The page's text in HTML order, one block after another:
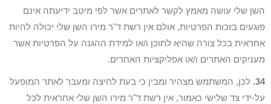
השן שלי עושה מאמץ לקשר לאתרים אשר לפי מיטב ידיעתה אינם
פוגעים בזכות הפרטיות, אולם אין רשת ד"ר מירו השן שלי יכולה להיות
אחראית בכל צורה שהיא לתוכן ו/או למידת ההגנה על הפרטיות אשר
מעניקים האתרים ו/או אפליקציות האחרים.
34. לכן, המשתמש מצהיר ומבין כי בעת לחיצה ומעבר לאתר המופעל
על-ידי צד שלישי כאמור, אין רשת ד"ר מירו השן שלי אחראית לכל